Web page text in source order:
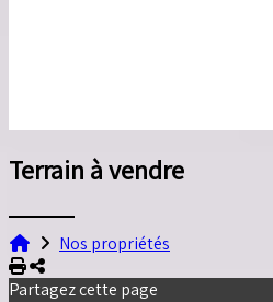
Terrain à vendre
Nos propriétés
Imprimer
Partager
Partagez cette page